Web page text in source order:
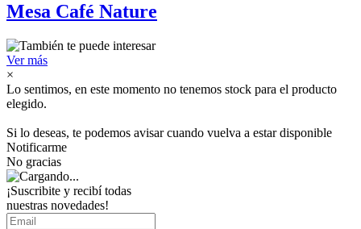
Mesa Café Nature
Ver más
×
Lo sentimos, en este momento no tenemos stock para el producto
elegido.
Si lo deseas, te podemos avisar cuando vuelva a estar disponible
Notificarme
No gracias
¡Suscribite y recibí todas
nuestras novedades!